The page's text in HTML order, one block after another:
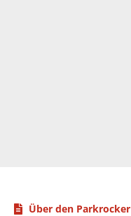
Über den Parkrocker